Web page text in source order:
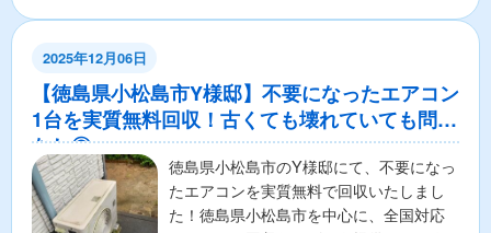
2025年12月06日
【徳島県小松島市Y様邸】不要になったエアコン
1台を実質無料回収！古くても壊れていても問題
なし◎
徳島県小松島市のY様邸にて、不要になっ
たエアコンを実質無料で回収いたしまし
た！徳島県小松島市を中心に、全国対応